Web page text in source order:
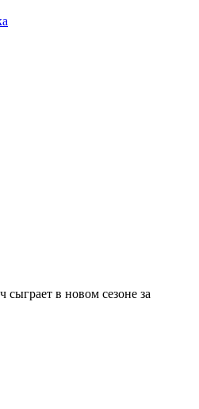
сыграет в новом сезоне за